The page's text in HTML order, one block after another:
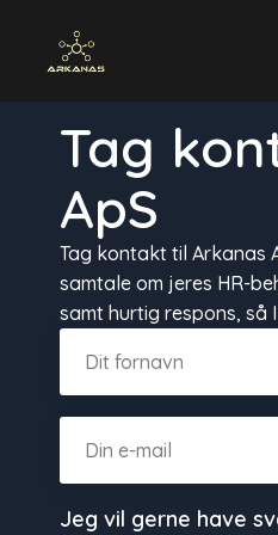
Tag
ApS
Tag kontakt til Arkanas
samtale om jeres HR-
samt hurtig respons, så
Jeg vil gerne have